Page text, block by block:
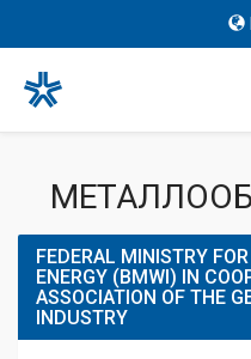
FEDERAL MINISTRY
ENERGY (BMWI) IN
ASSOCIATION OF THE
INDUSTRY